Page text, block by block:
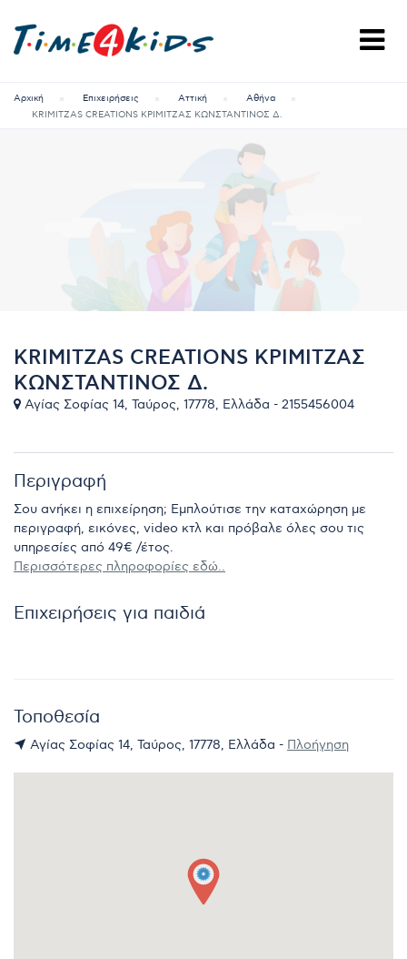
Αρχική Επιχειρήσεις Αττική
Αθήνα
KRIMITZAS CREATIONS ΚΡΙΜΙΤΖΑΣ ΚΩΝΣΤΑΝΤΙΝΟΣ Δ.
KRIMITZAS CREATIONS ΚΡΙΜΙΤΖΑΣ
ΚΩΝΣΤΑΝΤΙΝΟΣ Δ.
Αγίας Σοφίας 14, Ταύρος, 17778, Ελλάδα - 2155456004
Περιγραφή
Σου ανήκει η επιχείρηση; Εμπλούτισε την καταχώρηση με
περιγραφή, εικόνες, video κτλ και πρόβαλε όλες σου τις
υπηρεσίες από 49€ /έτος.
Περισσότερες πληροφορίες εδώ..
Επιχειρήσεις για παιδιά
Τοποθεσία
Αγίας Σοφίας 14, Ταύρος, 17778, Ελλάδα - Πλοήγηση